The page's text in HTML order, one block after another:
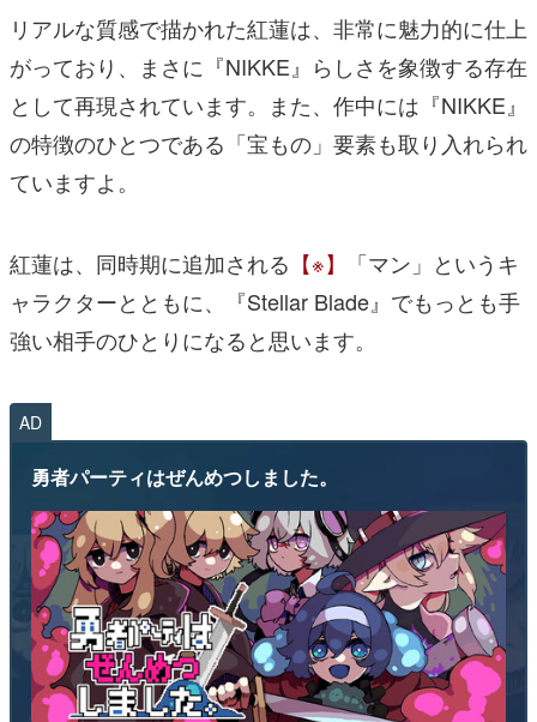
リアルな質感で描かれた紅蓮は、非常に魅力的に仕上
がっており、まさに『NIKKE』らしさを象徴する存在
として再現されています。また、作中には『NIKKE』
の特徴のひとつである「宝もの」要素も取り入れられ
ていますよ。
紅蓮は、同時期に追加される 【※】
「マン」というキ
ャラクターとともに、『Stellar Blade』でもっとも手
強い相手のひとりになると思います。
AD
勇者パーティはぜんめつしました。